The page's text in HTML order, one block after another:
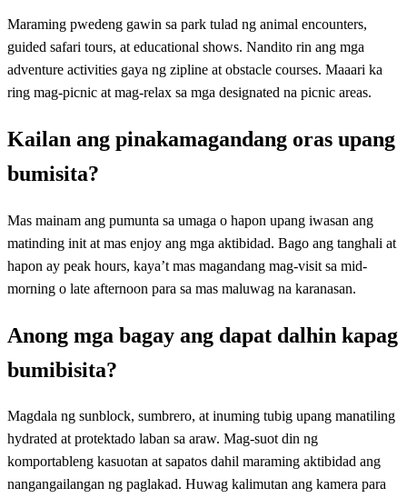
Maraming pwedeng gawin sa park tulad ng animal encounters,
guided safari tours, at educational shows. Nandito rin ang mga
adventure activities gaya ng zipline at obstacle courses. Maaari ka
ring mag-picnic at mag-relax sa mga designated na picnic areas.
Kailan ang pinakamagandang oras upang
bumisita?
Mas mainam ang pumunta sa umaga o hapon upang iwasan ang
matinding init at mas enjoy ang mga aktibidad. Bago ang tanghali at
hapon ay peak hours, kaya’t mas magandang mag-visit sa mid-
morning o late afternoon para sa mas maluwag na karanasan.
Anong mga bagay ang dapat dalhin kapag
bumibisita?
Magdala ng sunblock, sumbrero, at inuming tubig upang manatiling
hydrated at protektado laban sa araw. Mag-suot din ng
komportableng kasuotan at sapatos dahil maraming aktibidad ang
nangangailangan ng paglakad. Huwag kalimutan ang kamera para